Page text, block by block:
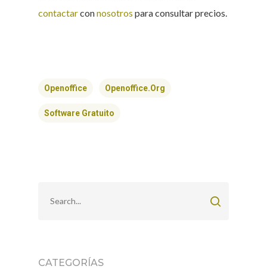
contactarconnosotros para consultar precios.
Openoffice Openoffice.org
Software Gratuito
CATEGORÍAS